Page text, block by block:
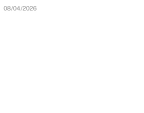
08/04/2026